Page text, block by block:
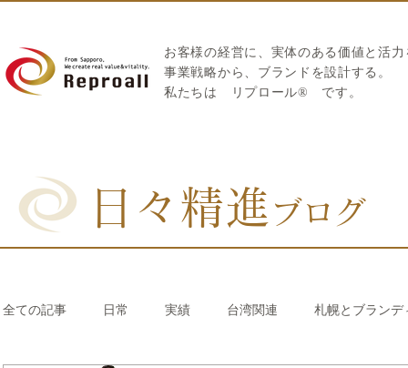
お客様の経営に、実体のある価値と活
​事業戦略から、ブランドを設計する。
私たちは
リプロール® です。
日々精進 ブログ
全ての記事 日常 実績 台湾関連 札幌とブランデ